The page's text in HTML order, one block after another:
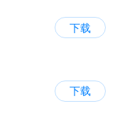
下载
下载